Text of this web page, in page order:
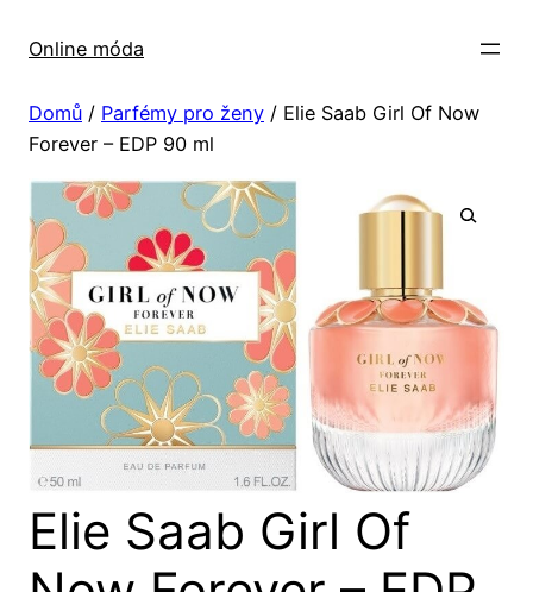
Online móda
Domů / Parfémy pro ženy / Elie Saab Girl Of Now
Forever – EDP 90 ml
Elie Saab Girl Of